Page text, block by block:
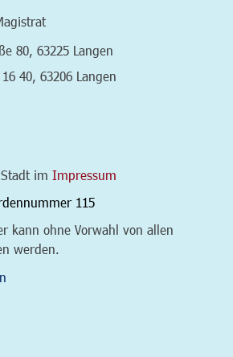
Navigation
80, 63225 Langen
40, 63206 Langen
im Impressum
115
kann ohne Vorwahl von allen
werden.